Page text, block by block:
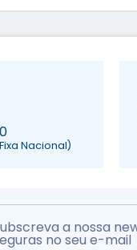
Nacional)
a nossa
no seu e-mail